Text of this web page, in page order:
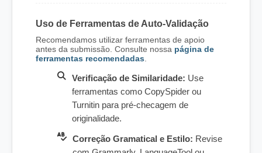
Uso de Ferramentas de Auto-Validação
Recomendamos utilizar ferramentas de apoio
antes da submissão. Consulte nossa página de
ferramentas recomendadas
Verificação de Similaridade: Use
ferramentas como CopySpider ou
Turnitin para pré-checagem de
originalidade.
Correção Gramatical e Estilo: Revise